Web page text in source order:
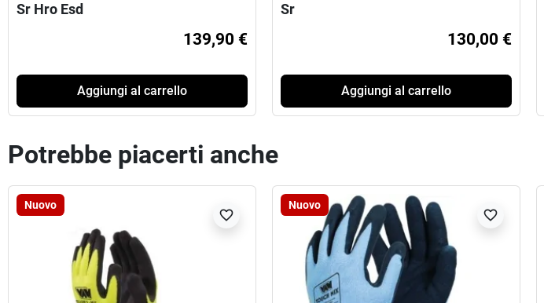
Sr Hro Esd
139,90 €
Aggiungi al carrello
Sr
130,00 €
Aggiungi al carrello
Potrebbe piacerti anche
Nuovo
favorite_border
Nuovo
favorite_border